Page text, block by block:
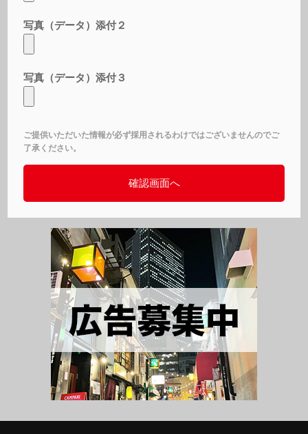
写真（データ）添付２
写真（データ）添付３
ご提供いただいた情報が必ず採用されるわけではございませんのでご
了承ください。